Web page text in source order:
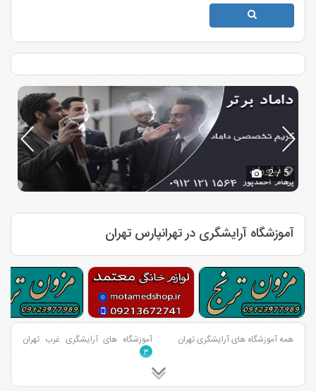
2/ 5
آموزشگاه آرایشگری در تهرانپارس تهران
همه آموزشگاه های آرایشگری تهران آموزشگاه های آرایشگری غرب تهران
۳